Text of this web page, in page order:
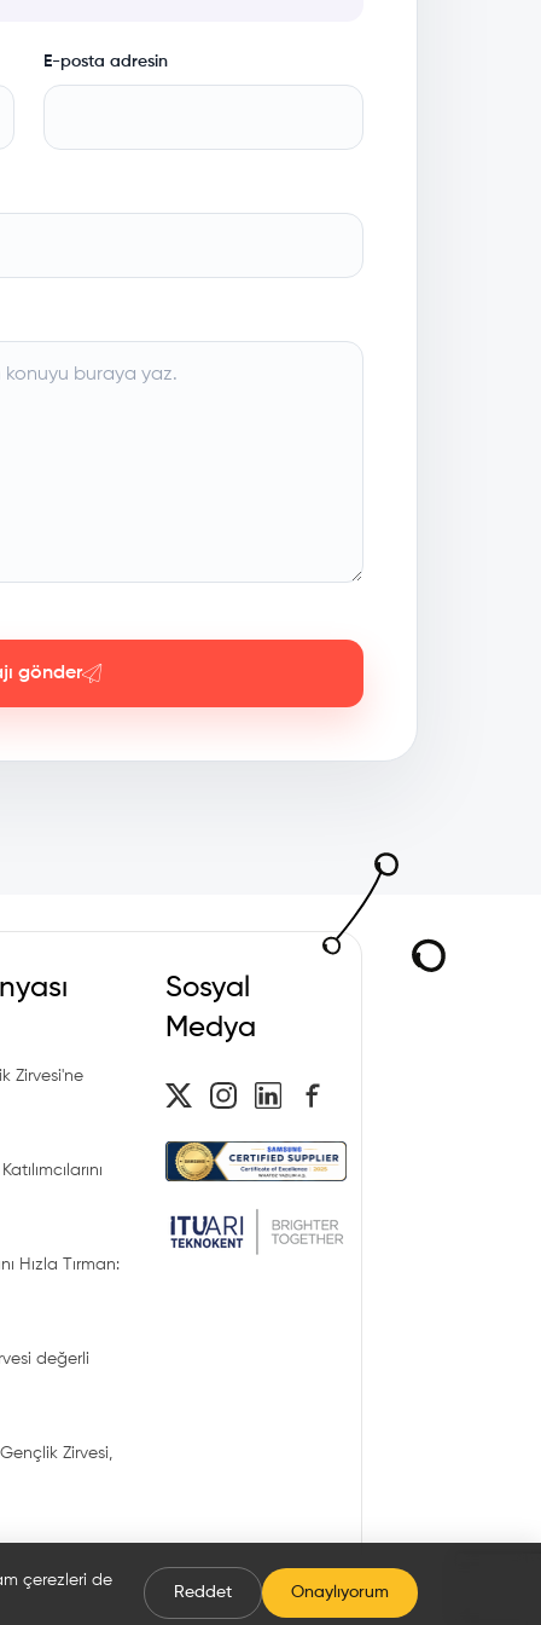
E-posta adresin
gönder
Zirvesi'ne
Hızla Tırman:
değerli
Zirvesi,
Sosyal
Medya
çerezleri de
Reddet Onaylıyorum